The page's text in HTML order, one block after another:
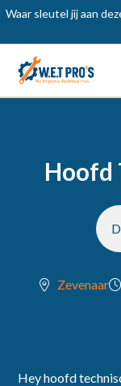
Waar sleutel jij aan
Hoofd
Zevenaar
Hey hoofd
Job